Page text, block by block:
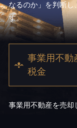
なるのか」を判断し
す。
事業用不動
税金
事業用不動産を売却